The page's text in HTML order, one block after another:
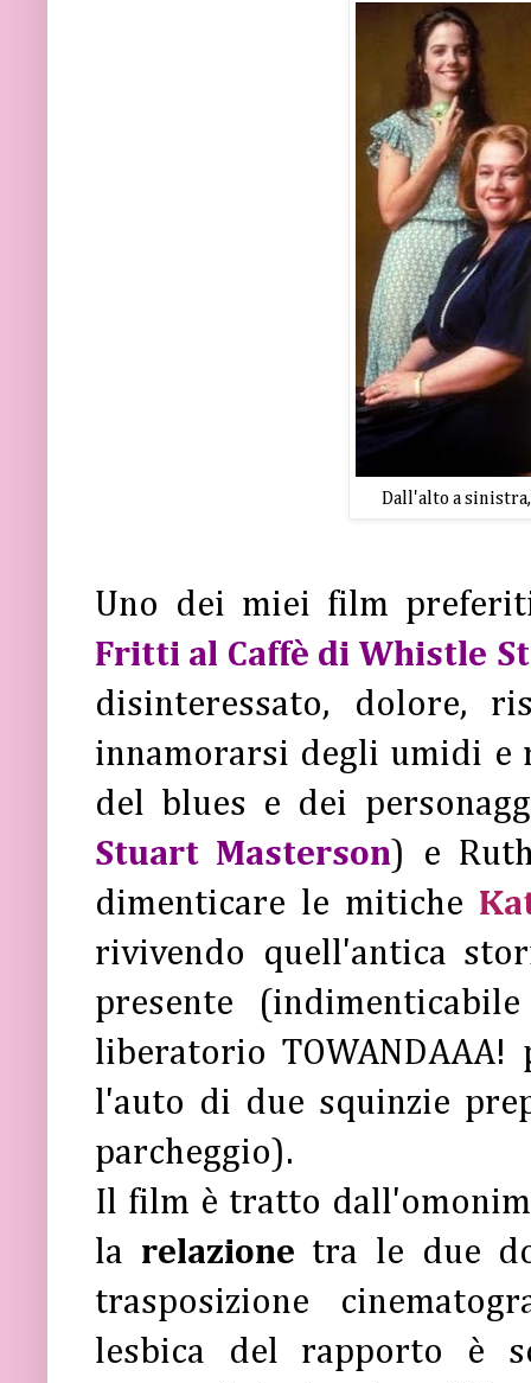
Dall'alto a
Uno dei miei film
Fritti al Caffè di Whistle
disinteressato, dolore,
innamorarsi degli umidi e
del blues e dei
Stuart Masterson) e
dimenticare le mitiche
rivivendo quell'antica
presente
liberatorio
l'auto di due squinzie
parcheggio).
Il film è tratto
la relazione tra le due
trasposizione
lesbica del rapporto è